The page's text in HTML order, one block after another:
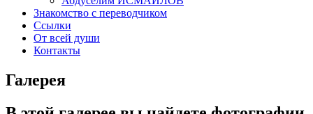
Знакомство с переводчиком
Ссылки
От всей души
Контакты
Галерея